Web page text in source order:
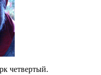
четвертый.